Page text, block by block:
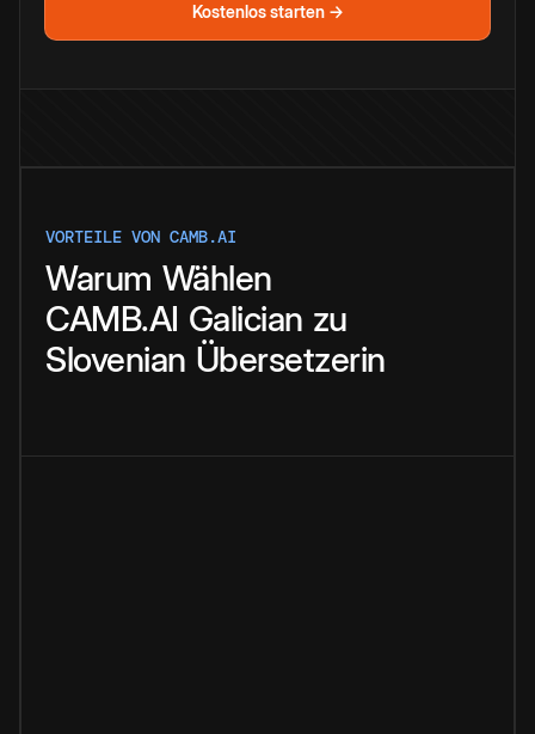
Kostenlos starten →
VORTEILE VON CAMB.AI
Warum Wählen
CAMB.AI Galician zu
Slovenian Übersetzerin